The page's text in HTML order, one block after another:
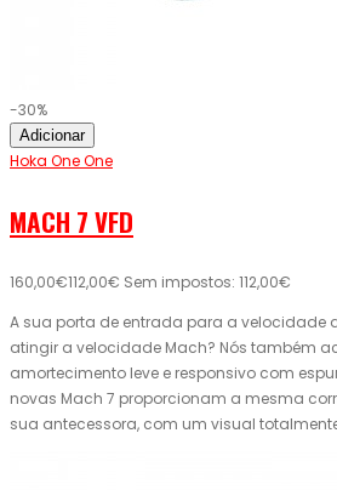
-30%
Adicionar
Hoka One One
MACH 7 VFD
160,00€112,00€ Sem impostos: 112,00€
A sua porta de entrada para a velocidade
atingir a velocidade Mach? Nós também
amortecimento leve e responsivo com
novas Mach 7 proporcionam a mesma
sua antecessora, com um visual